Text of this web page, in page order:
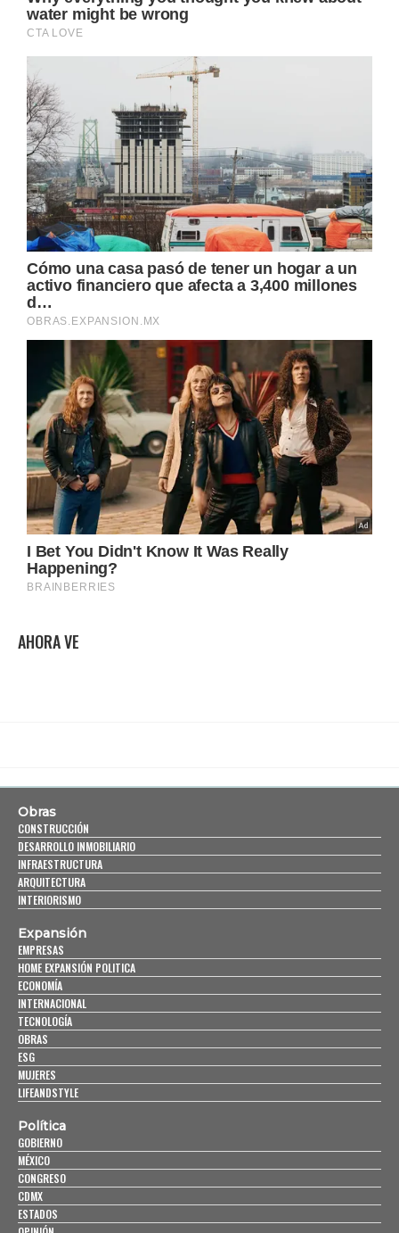
AHORA VE
Obras
CONSTRUCCIÓN
DESARROLLO INMOBILIARIO
INFRAESTRUCTURA
ARQUITECTURA
INTERIORISMO
Expansión
EMPRESAS
HOME EXPANSIÓN POLITICA
ECONOMÍA
INTERNACIONAL
TECNOLOGÍA
OBRAS
ESG
MUJERES
LIFEANDSTYLE
Política
GOBIERNO
MÉXICO
CONGRESO
CDMX
ESTADOS